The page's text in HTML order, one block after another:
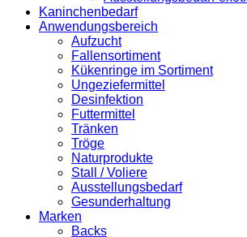
Kaninchenbedarf
Anwendungsbereich
Aufzucht
Fallensortiment
Kükenringe im Sortiment
Ungeziefermittel
Desinfektion
Futtermittel
Tränken
Tröge
Naturprodukte
Stall / Voliere
Ausstellungsbedarf
Gesunderhaltung
Marken
Backs